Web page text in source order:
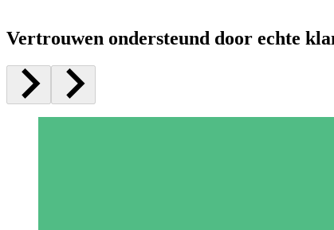
Vertrouwen ondersteund door echte